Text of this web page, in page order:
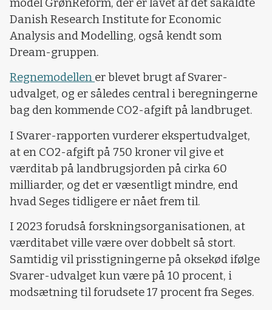
model GrønReform, der er lavet af det såkaldte
Danish Research Institute for Economic
Analysis and Modelling, også kendt som
Dream-gruppen.
Regnemodellen er blevet brugt af Svarer-
udvalget, og er således central i beregningerne
bag den kommende CO2-afgift på landbruget.
I Svarer-rapporten vurderer ekspertudvalget,
at en CO2-afgift på 750 kroner vil give et
værditab på landbrugsjorden på cirka 60
milliarder, og det er væsentligt mindre, end
hvad Seges tidligere er nået frem til.
I 2023 forudså forskningsorganisationen, at
værditabet ville være over dobbelt så stort.
Samtidig vil prisstigningerne på oksekød ifølge
Svarer-udvalget kun være på 10 procent, i
modsætning til forudsete 17 procent fra Seges.